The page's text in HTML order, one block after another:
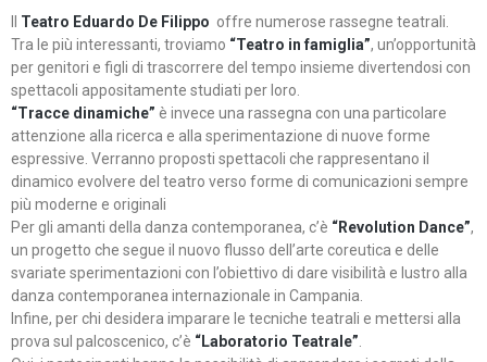
Teatro Eduardo De Filippo offre numerose rassegne teatrali.
Tra le più interessanti, troviamo “Teatro in famiglia”, un’opportunità
per genitori e figli di trascorrere del tempo insieme divertendosi con
spettacoli appositamente studiati per loro.
“Tracce dinamiche” è invece una rassegna con una particolare
attenzione alla ricerca e alla sperimentazione di nuove forme
espressive. Verranno proposti spettacoli che rappresentano il
dinamico evolvere del teatro verso forme di comunicazioni sempre
più moderne e originali
Per gli amanti della danza contemporanea, c’è “Revolution Dance”,
un progetto che segue il nuovo flusso dell’arte coreutica e delle
svariate sperimentazioni con l’obiettivo di dare visibilità e lustro alla
danza contemporanea internazionale in Campania.
Infine, per chi desidera imparare le tecniche teatrali e mettersi alla
prova sul palcoscenico, c’è “Laboratorio Teatrale”